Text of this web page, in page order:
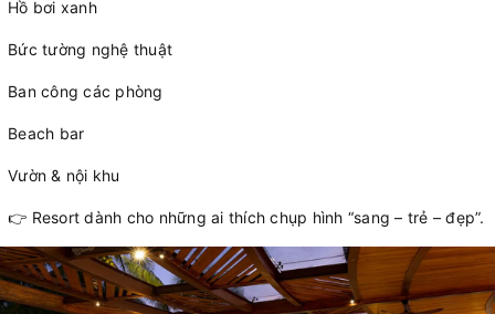
Hồ bơi xanh
Bức tường nghệ thuật
Ban công các phòng
Beach bar
Vườn & nội khu
👉 Resort dành cho những ai thích chụp hình “sang – trẻ – đẹp”.